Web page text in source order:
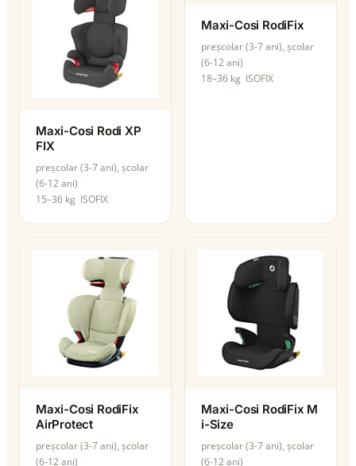
Maxi-Cosi Rodi XP
FIX
preșcolar (3-7 ani), școlar
(6-12 ani)
15–36 kg ISOFIX
Maxi-Cosi RodiFix
preșcolar (3-7 ani), școlar
(6-12 ani)
18–36 kg ISOFIX
Maxi-Cosi RodiFix
AirProtect
preșcolar (3-7 ani), școlar
(6-12 ani)
Maxi-Cosi RodiFix M
i-Size
preșcolar (3-7 ani), școlar
(6-12 ani)